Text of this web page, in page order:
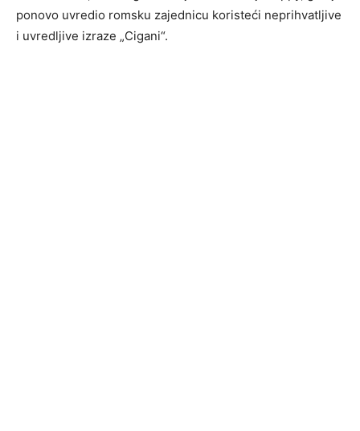
ponovo uvredio romsku zajednicu koristeći neprihvatljive
i uvredljive izraze „Cigani“.